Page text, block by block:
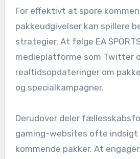
For effektivt at spore
pakkeudgivelser kan spillere
strategier. At følge EA
medieplatforme som Twitter
realtidsopdateringer om
og specialkampagner.
Derudover deler
gaming-websites ofte indsigt
kommende pakker. At